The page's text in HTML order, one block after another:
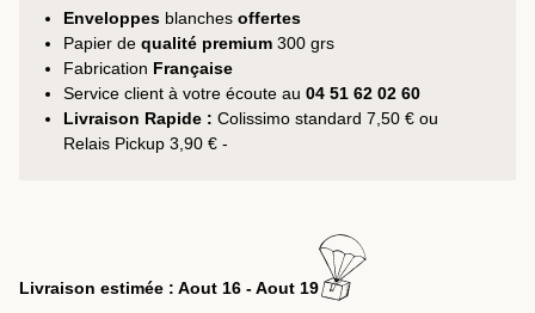
Enveloppes blanches offertes
Papier de qualité premium 300 grs
Fabrication Française
Service client à votre écoute au 04 51 62 02 60
Livraison Rapide : Colissimo standard 7,50 € ou
Relais Pickup 3,90 € -
Livraison estimée : Aout 16 - Aout 19